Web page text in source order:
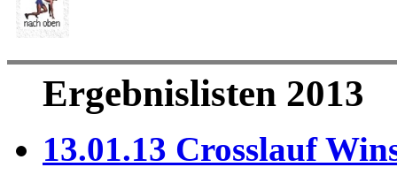
Ergebnislisten 2013
13.01.13 Crosslauf